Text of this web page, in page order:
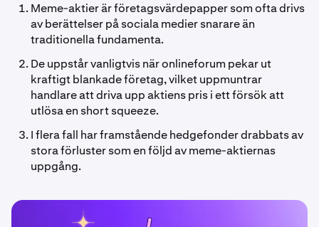
Meme-aktier är företagsvärdepapper som ofta drivs
av berättelser på sociala medier snarare än
traditionella fundamenta.
De uppstår vanligtvis när onlineforum pekar ut
kraftigt blankade företag, vilket uppmuntrar
handlare att driva upp aktiens pris i ett försök att
utlösa en short squeeze.
I flera fall har framstående hedgefonder drabbats av
stora förluster som en följd av meme-aktiernas
uppgång.